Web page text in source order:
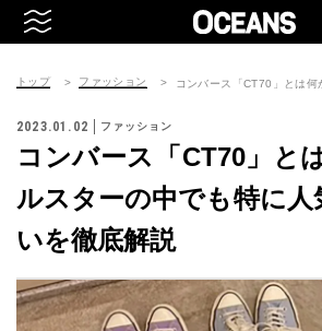
トップ ファッション コンバース「CT70」とは
2023.01.02 ファッション
コンバース「CT70」と
ルスターの中でも特に人
いを徹底解説